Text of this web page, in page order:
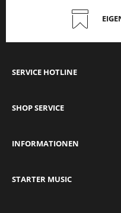
SERVICE HOTLINE
SHOP SERVICE
INFORMATIONEN
STARTER MUSIC